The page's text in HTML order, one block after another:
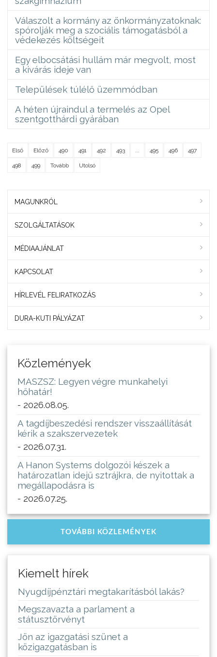
Válaszolt a kormány az önkormányzatoknak:
spórolják meg a szociális támogatásból a
védekezés költségeit
Egy elbocsátási hullám már megvolt, most
a kivárás ideje van
Települések túlélő üzemmódban
A héten újraindul a termelés az Opel
szentgotthárdi gyárában
Első Előző 490 491 492 493 495 496 497
498 499 Tovább Utolsó
MAGUNKRÓL
SZOLGÁLTATÁSOK
MÉDIAAJÁNLAT
KAPCSOLAT
HÍRLEVÉL FELIRATKOZÁS
DURA-KUTI PÁLYÁZAT
Közlemények
MASZSZ: Legyen végre munkahelyi
hőhatár!
- 2026.08.05.
A tagdíjbeszedési rendszer visszaállítását
kérik a szakszervezetek
- 2026.07.31.
A Hanon Systems dolgozói készek a
határozatlan idejű sztrájkra, de nyitottak a
megállapodásra is
- 2026.07.25.
TOVÁBBI KÖZLEMÉNYEK
Kiemelt hírek
Nyugdíjpénztári megtakarításból lakás?
Megszavazta a parlament a
státusztörvényt
Jön az igazgatási szünet a
közigazgatásban is